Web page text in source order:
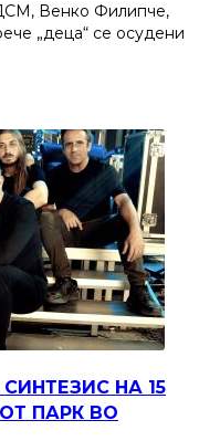
Венко Филипче,
„деца“ се осудени
НА 15
ПАРК ВО